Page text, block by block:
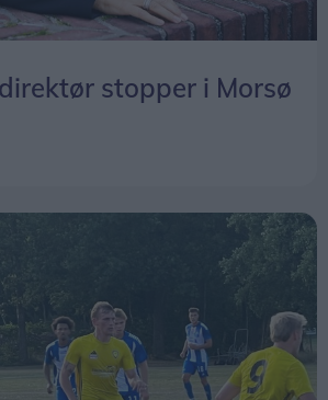
stopper i Morsø